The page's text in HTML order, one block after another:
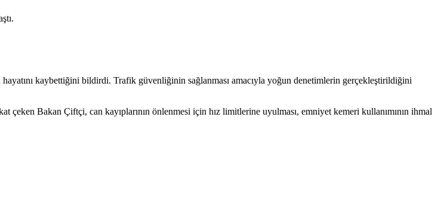
kaybettiğini bildirdi. Trafik güvenliğinin sağlanması amacıyla yoğun denetimlerin gerçekleştirildiğini
Bakan Çiftçi, can kayıplarının önlenmesi için hız limitlerine uyulması, emniyet kemeri kullanımının ihmal